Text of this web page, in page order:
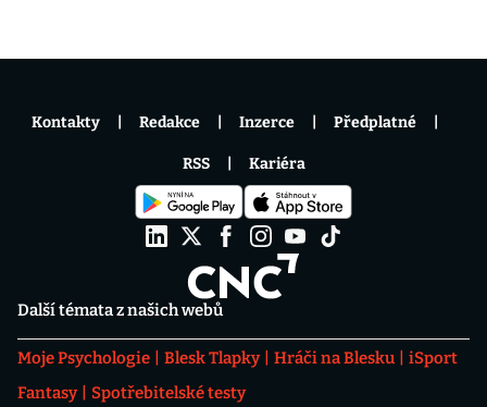
Další témata z našich webů
Moje Psychologie Blesk Tlapky Hráči na Blesku
iSport
Fantasy
Spotřebitelské testy
Kontakty Redakce Inzerce Předplatné
RSS Kariéra